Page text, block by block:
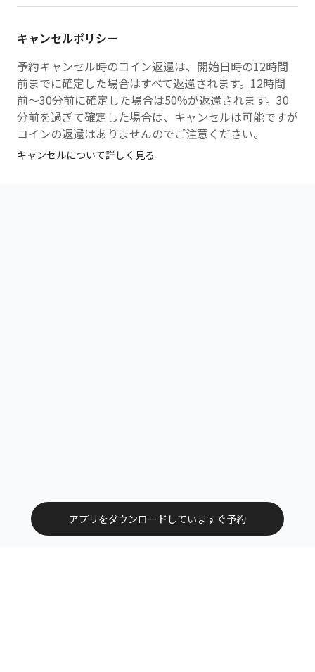
30分前からとさせていただきます。
・到着後、受付のスタッフにFitFits経由でご予約いた
だいた旨をお声がけください。
【注意事項】
・途中の入場、退場は原則お断りしておりますので、時
間通りにご来店ください。
キャンセルポリシー
予約キャンセル時のコイン返還は、開始日時の12時間
前までに確定した場合はすべて返還されます。12時間
前〜30分前に確定した場合は50%が返還されます。30
分前を過ぎて確定した場合は、キャンセルは可能ですが
コインの返還はありませんのでご注意ください。
キャンセルについて詳しく見る
アプリをダウンロードしていますぐ予約